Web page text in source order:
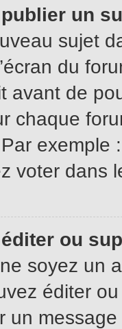
un
sujet
du
avant de
chaque
exemple
voter dans
ou
soyez un
éditer
un